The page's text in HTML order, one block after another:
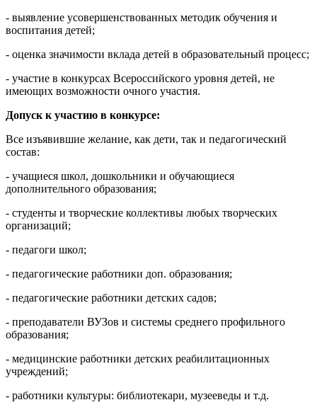
- выявление усовершенствованных методик обучения и
воспитания детей;
- оценка значимости вклада детей в образовательный процесс;
- участие в конкурсах Всероссийского уровня детей, не
имеющих возможности очного участия.
Допуск к участию в конкурсе:
Все изъявившие желание, как дети, так и педагогический
состав:
- учащиеся школ, дошкольники и обучающиеся
дополнительного образования;
- студенты и творческие коллективы любых творческих
организаций;
- педагоги школ;
- педагогические работники доп. образования;
- педагогические работники детских садов;
- преподаватели ВУЗов и системы среднего профильного
образования;
- медицинские работники детских реабилитационных
учреждений;
- работники культуры: библиотекари, музееведы и т.д.